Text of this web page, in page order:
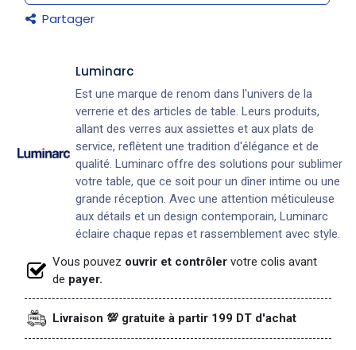
Partager
Luminarc
Est une marque de renom dans l'univers de la
verrerie et des articles de table. Leurs produits,
allant des verres aux assiettes et aux plats de
service, reflètent une tradition d'élégance et de
qualité. Luminarc offre des solutions pour sublimer
votre table, que ce soit pour un dîner intime ou une
grande réception. Avec une attention méticuleuse
aux détails et un design contemporain, Luminarc
éclaire chaque repas et rassemblement avec style.
Vous pouvez ouvrir et contrôler votre colis avant
de payer.
Livraison 💯 gratuite à partir 199 DT d'achat